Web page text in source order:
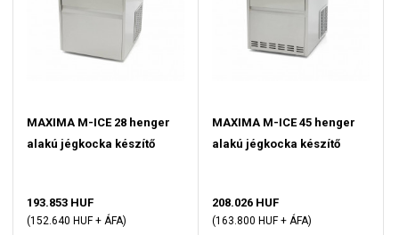
MAXIMA M-ICE 28 henger
alakú jégkocka készítő
193.853 HUF
(152.640 HUF + ÁFA)
MAXIMA M-ICE 45 henger
alakú jégkocka készítő
208.026 HUF
(163.800 HUF + ÁFA)